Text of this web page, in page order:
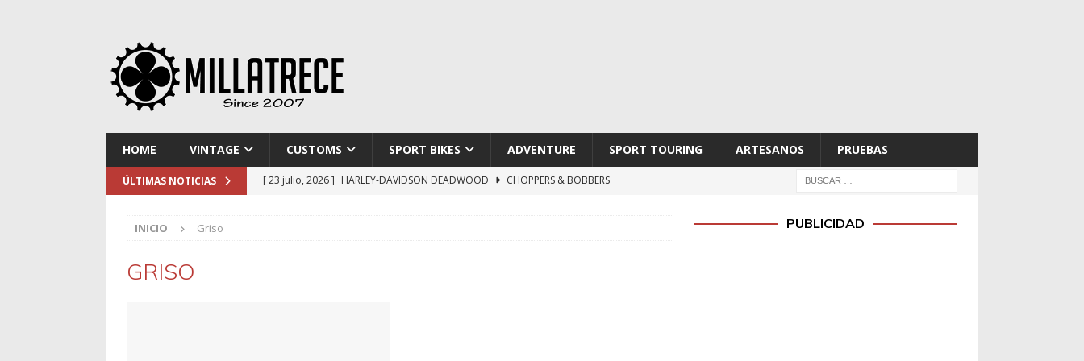
HOME VINTAGE CUSTOMS SPORT BIKES ADVENTURE SPORT TOURING ARTESANOS PRUEBAS
ÚLTIMAS NOTICIAS [ 23 julio, 2026 ] HARLEY-DAVIDSON DEADWOOD
CHOPPERS & BOBBERS
INICIO Griso
GRISO
PUBLICIDAD